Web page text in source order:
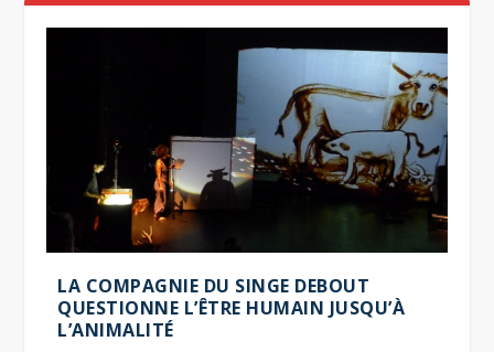
LA COMPAGNIE DU SINGE DEBOUT
QUESTIONNE L’ÊTRE HUMAIN JUSQU’À
L’ANIMALITÉ